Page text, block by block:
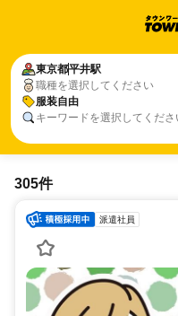
東京都平井駅
職種を選択してください
服装自由
キーワードを選択してくださ
305件
派遣社員